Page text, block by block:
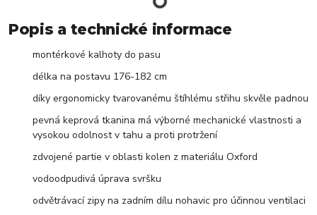
Popis a technické informace
montérkové kalhoty do pasu
délka na postavu 176-182 cm
díky ergonomicky tvarovanému štíhlému střihu skvěle padnou
pevná keprová tkanina má výborné mechanické vlastnosti a
vysokou odolnost v tahu a proti protržení
zdvojené partie v oblasti kolen z materiálu Oxford
vodoodpudivá úprava svršku
odvětrávací zipy na zadním dílu nohavic pro účinnou ventilaci